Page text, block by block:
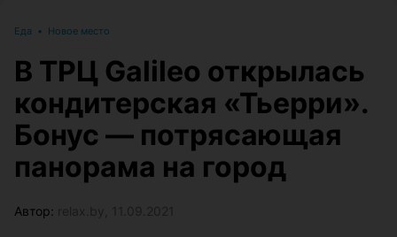
Еда • Новое место
В ТРЦ Galileo открылась
кондитерская «Тьерри».
Бонус — потрясающая
панорама на город
Автор: